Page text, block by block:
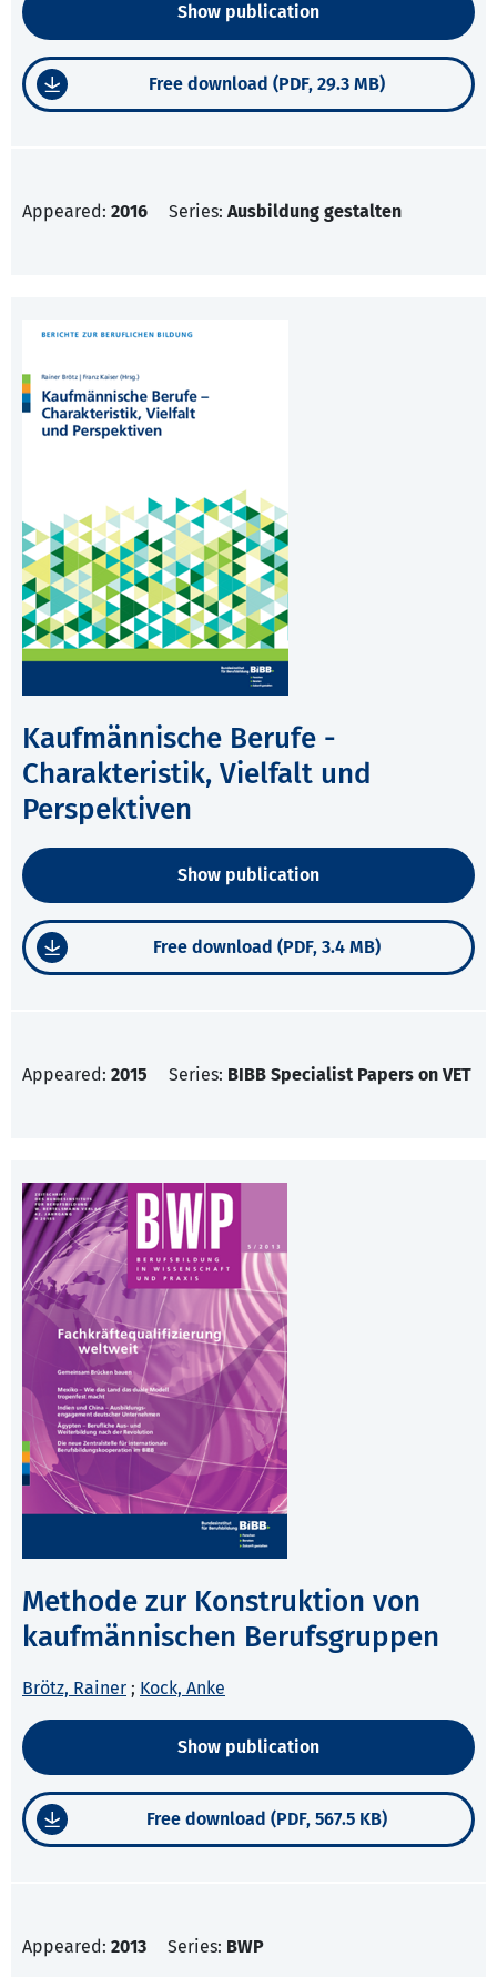
Show publication
Free download (PDF, 29.3 MB)
Appeared: 2016 Series: Ausbildung gestalten
Kaufmännische Berufe -
Charakteristik, Vielfalt und
Perspektiven
Show publication
Free download (PDF, 3.4 MB)
Appeared: 2015 Series: BIBB Specialist Papers on VET
Methode zur Konstruktion von
kaufmännischen Berufsgruppen
Brötz, Rainer ; Kock, Anke
Show publication
Free download (PDF, 567.5 KB)
Appeared: 2013 Series: BWP